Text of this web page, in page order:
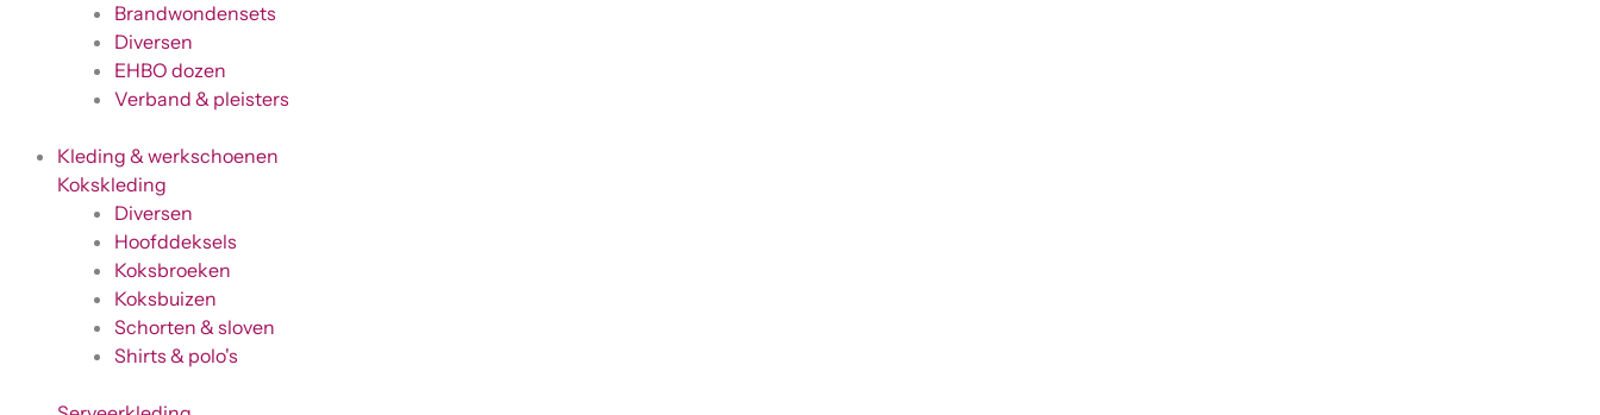
Brandwondensets
Diversen
EHBO dozen
Verband & pleisters
Kleding & werkschoenen
Kokskleding
Diversen
Hoofddeksels
Koksbroeken
Koksbuizen
Schorten & sloven
Shirts & polo's